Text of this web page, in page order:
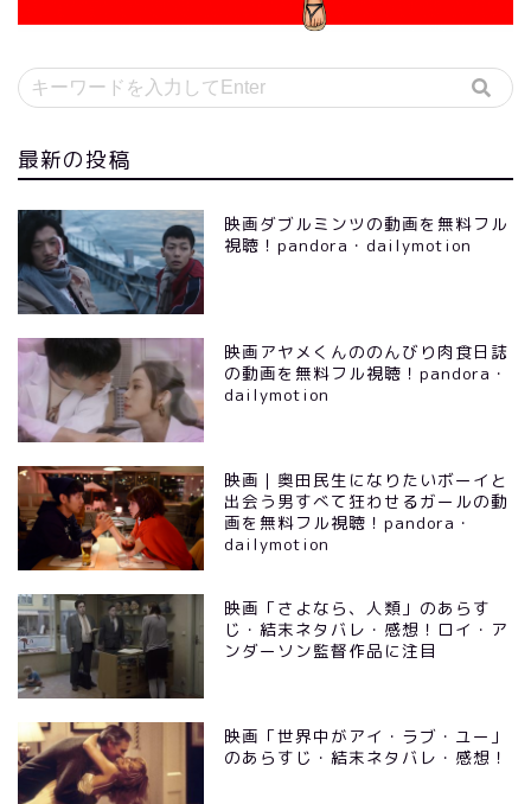
最新の投稿
映画ダブルミンツの動画を無料フル
視聴！pandora・dailymotion
映画アヤメくんののんびり肉食日誌
の動画を無料フル視聴！pandora・
dailymotion
映画｜奥田民生になりたいボーイと
出会う男すべて狂わせるガールの動
画を無料フル視聴！pandora・
dailymotion
映画「さよなら、人類」のあらす
じ・結末ネタバレ・感想！ロイ・ア
ンダーソン監督作品に注目
映画「世界中がアイ・ラブ・ユー」
のあらすじ・結末ネタバレ・感想！